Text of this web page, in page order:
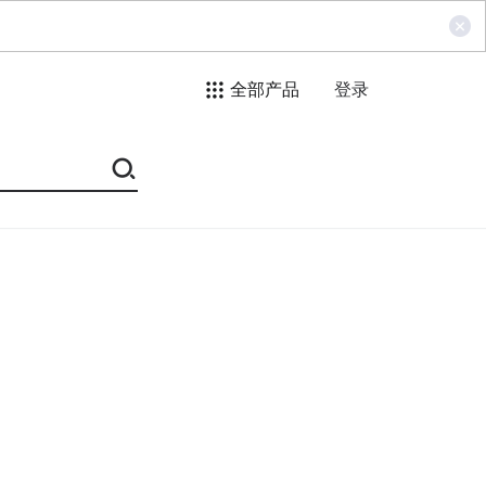
全部产品 登录